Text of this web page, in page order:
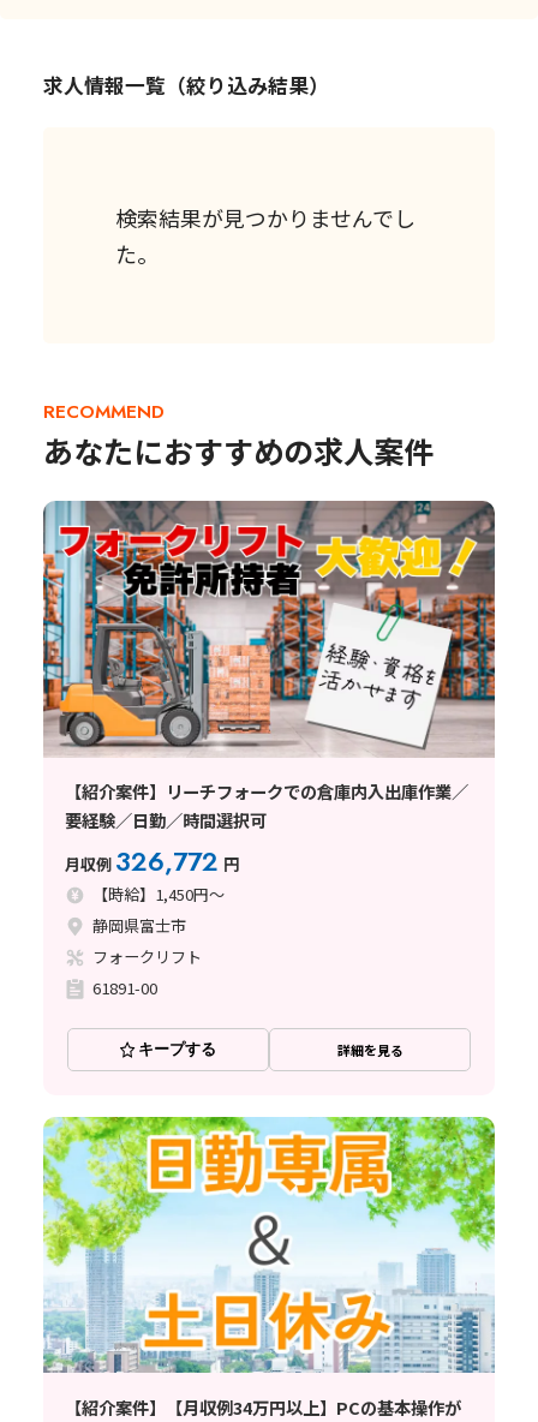
求人情報一覧（絞り込み結果）
検索結果が見つかりませんでし
た。
RECOMMEND
あなたにおすすめの求人案件
【紹介案件】リーチフォークでの倉庫内入出庫作業／
要経験／日勤／時間選択可
月収例 326,772 円
【時給】1,450円～
静岡県富士市
フォークリフト
61891-00
キープする 詳細を見る
【紹介案件】【月収例34万円以上】PCの基本操作が